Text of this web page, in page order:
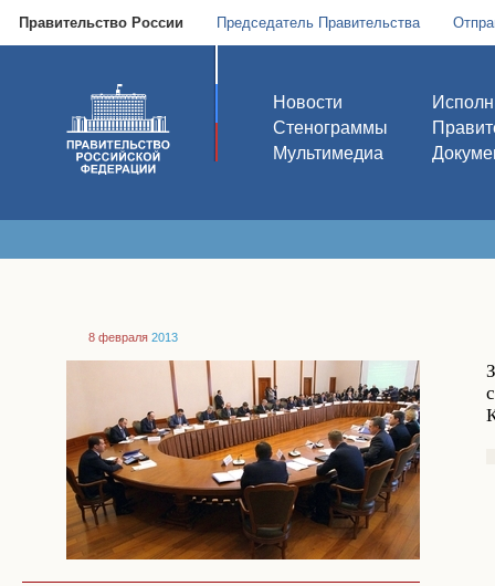
Правительство России Председатель Правительства
Новости
Стенограммы
Мультимедиа
8 февраля 2013